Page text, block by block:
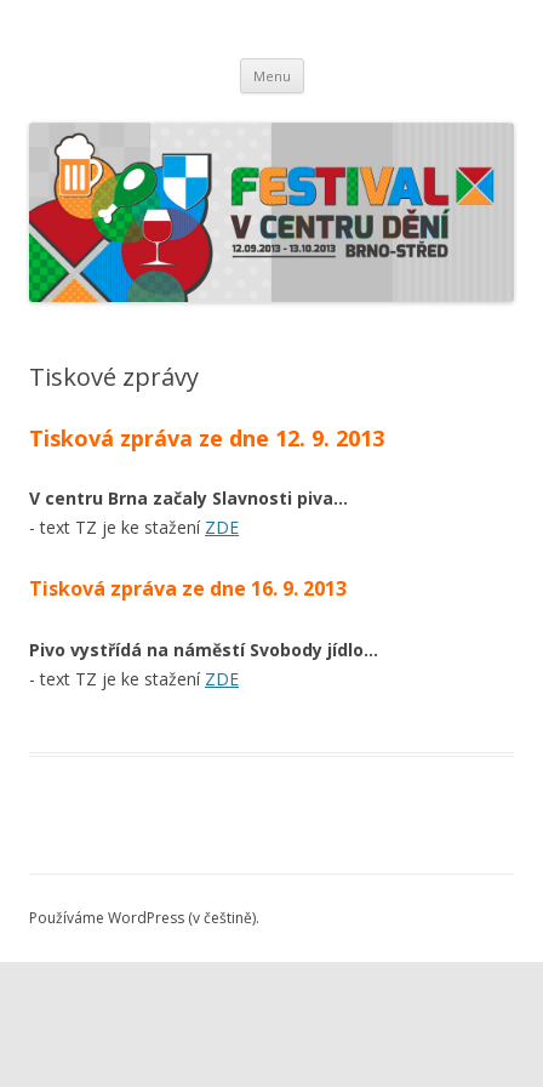
Menu Přejít k obsahu webu
Tiskové zprávy
Tisková zpráva ze dne 12. 9. 2013
V centru Brna začaly Slavnosti piva…
- text TZ je ke stažení ZDE
Tisková zpráva ze dne 16. 9. 2013
Pivo vystřídá na náměstí Svobody jídlo…
- text TZ je ke stažení ZDE
Používáme WordPress (v češtině).